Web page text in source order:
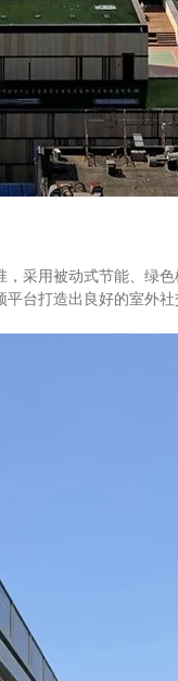
采用被动式节能、绿
台打造出良好的室外